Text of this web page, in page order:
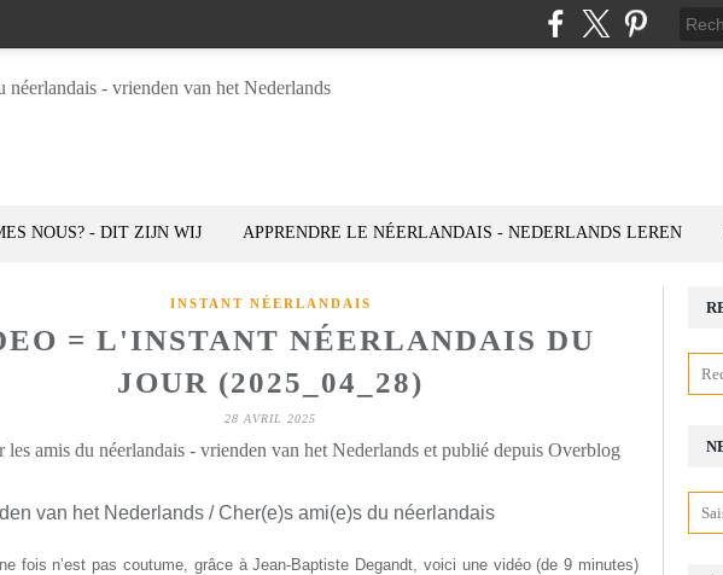
NOUS? - DIT ZIJN WIJ APPRENDRE LE NÉERLANDAIS - NEDERLANDS LEREN
INSTANT NÉERLANDAIS
= L'INSTANT NÉERLANDAIS DU
JOUR (2025_04_28)
28 AVRIL 2025
les amis du néerlandais - vrienden van het Nederlands et publié depuis Overblog
van het Nederlands / Cher(e)s ami(e)s du néerlandais
fois n’est pas coutume, grâce à Jean-Baptiste Degandt, voici une vidéo (de 9 minutes)